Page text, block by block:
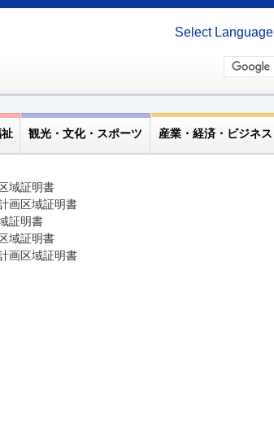
Select Language
観光・文化・スポーツ 産業・経済・ビジネス
域証明書
画区域証明書
証明書
域証明書
画区域証明書